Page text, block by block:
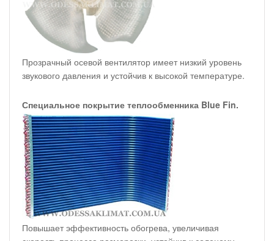
Прозрачный осевой вентилятор имеет низкий уровень
звукового давления и устойчив к высокой температуре.
Специальное покрытие теплообменника Blue Fin.
Повышает эффективность обогрева, увеличивая